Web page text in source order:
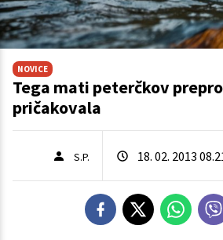
NOVICE
Tega mati peterčkov
pričakovala
S.P. 18. 02. 2013